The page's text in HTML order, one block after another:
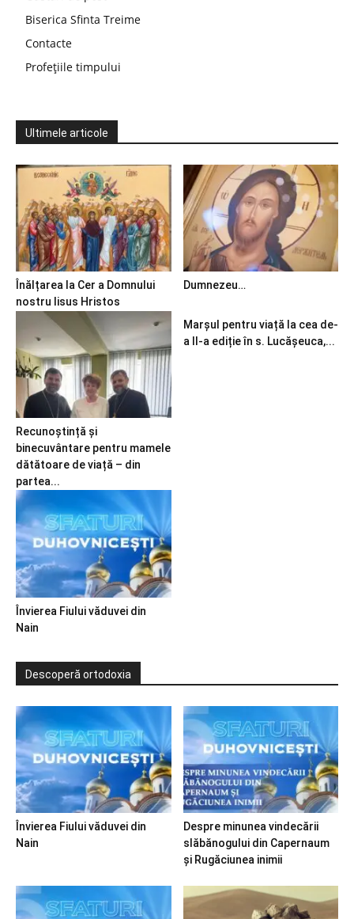
Biserica Sfinta Treime
Contacte
Profețiile timpului
Ultimele articole
Înălțarea la Cer a Domnului
nostru Iisus Hristos
Dumnezeu…
Recunoștință și
binecuvântare pentru mamele
dătătoare de viață – din
partea...
Marșul pentru viață la cea de-
a II-a ediție în s. Lucășeuca,...
Învierea Fiului văduvei din
Nain
Descoperă ortodoxia
Învierea Fiului văduvei din
Nain
Despre minunea vindecării
slăbănogului din Capernaum
și Rugăciunea inimii